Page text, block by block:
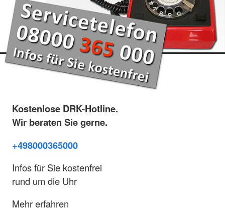
Kostenlose DRK-Hotline.
Wir beraten Sie gerne.
+498000365000
Infos für Sie kostenfrei
rund um die Uhr
Mehr erfahren